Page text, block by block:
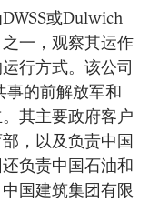
或Dulwich
一，观察其运作
行方式。该公司
事的前解放军和
其主要政府客户
，以及负责中国
负责中国石油和
国建筑集团有限